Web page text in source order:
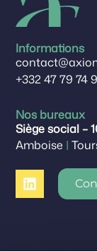
Informations
+332 47 79 74
Nos bureaux
Siège social –
Amboise |